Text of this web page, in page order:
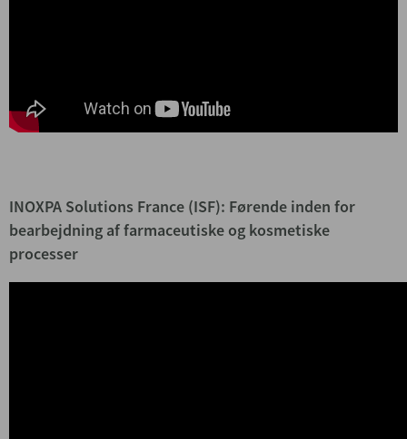
INOXPA Solutions France (ISF): Førende inden for
bearbejdning af farmaceutiske og kosmetiske
processer